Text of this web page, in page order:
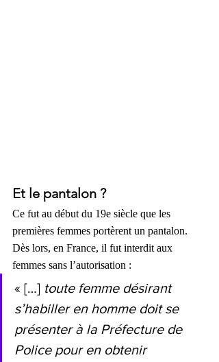
Et le pantalon ?
Ce fut au début du 19e siècle que les
premières femmes portèrent un pantalon.
Dès lors, en France, il fut interdit aux
femmes sans l’autorisation :
« […] toute femme désirant
s’habiller en homme doit se
présenter à la Préfecture de
Police pour en obtenir